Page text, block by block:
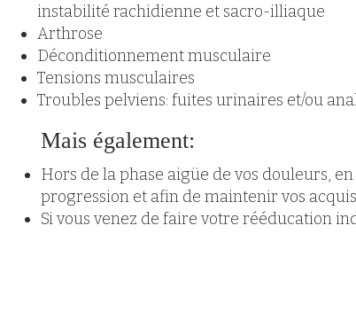
instabilité rachidienne et sacro-illiaque
Arthrose
Déconditionnement musculaire
Tensions musculaires
Troubles pelviens: fuites urinaires et/ou
Mais également:
Hors de la phase aigüe de vos douleurs,
progression et afin de maintenir vos acquis
Si vous venez de faire votre rééducation